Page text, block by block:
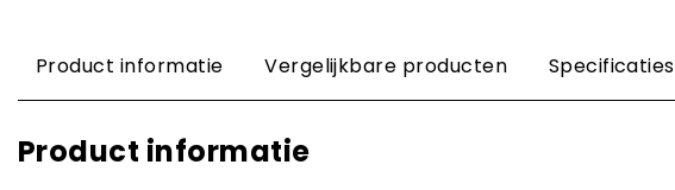
Product informatie Vergelijkbare producten Specificaties
Product informatie